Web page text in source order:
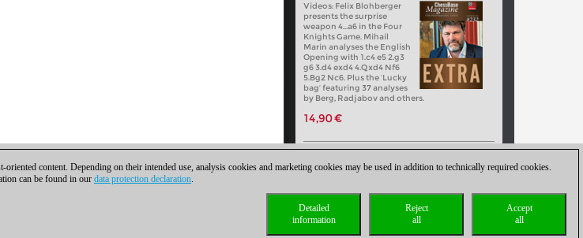
Videos: Felix Blohberger
presents the surprise
weapon 4…a6 in the Four
Knights Game. Mihail
Marin analyses the English
Opening with 1.c4 e5 2.g3
g6 3.d4 exd4 4.Qxd4 Nf6
5.Bg2 Nc6. Plus the ‘Lucky
bag’ featuring 37 analyses
by Berg, Radjabov and others.
14,90 €
content. Depending on their intended use, analysis cookies and marketing cookies may be used in addition to technically required cookies.
can be found in our data protection declaration.
Accept
all
Reject
all
Detailed
information